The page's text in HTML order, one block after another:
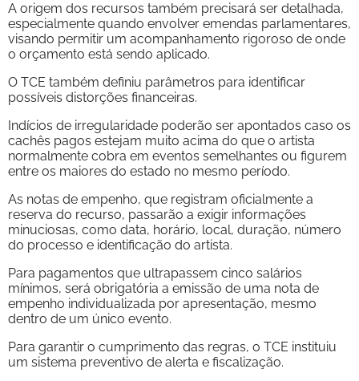
A origem dos recursos também precisará ser detalhada,
especialmente quando envolver emendas parlamentares,
visando permitir um acompanhamento rigoroso de onde
o orçamento está sendo aplicado.
O TCE também definiu parâmetros para identificar
possíveis distorções financeiras.
Indícios de irregularidade poderão ser apontados caso os
cachês pagos estejam muito acima do que o artista
normalmente cobra em eventos semelhantes ou figurem
entre os maiores do estado no mesmo período.
As notas de empenho, que registram oficialmente a
reserva do recurso, passarão a exigir informações
minuciosas, como data, horário, local, duração, número
do processo e identificação do artista.
Para pagamentos que ultrapassem cinco salários
mínimos, será obrigatória a emissão de uma nota de
empenho individualizada por apresentação, mesmo
dentro de um único evento.
Para garantir o cumprimento das regras, o TCE instituiu
um sistema preventivo de alerta e fiscalização.